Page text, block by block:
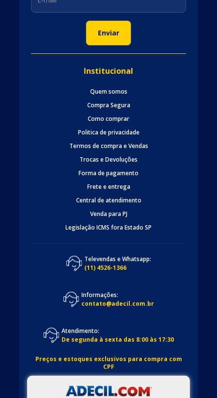
Institucional
Quem somos
Compra Segura
Como comprar
Politica de privacidade
Termos de compra e Vendas
Trocas e Devoluções
Forma de pagamento
Frete e entrega
Central de atendimento
Venda para PJ
Legislação ICMS fora Estado SP
Televendas e Whatsapp:
(11) 4526-1366
Informações:
contato@adecil.com.br
Atendimento:
De segunda à sexta das 8:00 às 17:30
Preços e estoques exclusivos para compra com
CPF